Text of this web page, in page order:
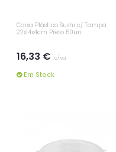
Caixa Plástico Sushi c/ Tampa
22x14x4cm Preto 50un
16,33 € c/iva
Em Stock